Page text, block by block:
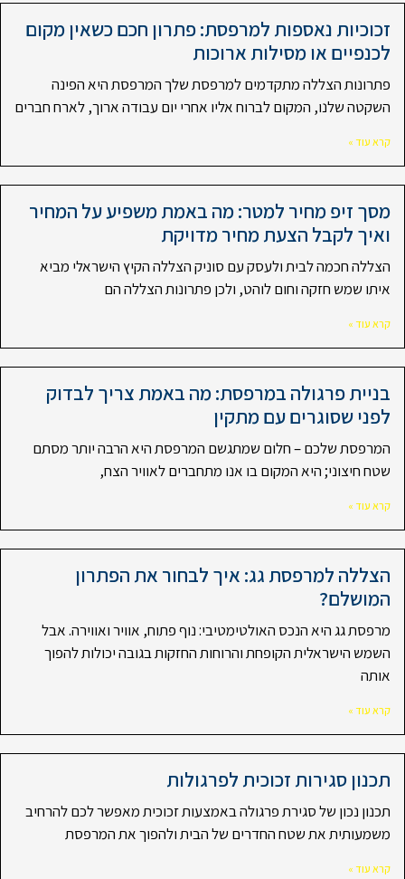
זכוכיות נאספות למרפסת: פתרון חכם כשאין מקום
לכנפיים או מסילות ארוכות
פתרונות הצללה מתקדמים למרפסת שלך המרפסת היא הפינה
השקטה שלנו, המקום לברוח אליו אחרי יום עבודה ארוך, לארח חברים
קרא עוד »
מסך זיפ מחיר למטר: מה באמת משפיע על המחיר
ואיך לקבל הצעת מחיר מדויקת
הצללה חכמה לבית ולעסק עם סוניק הצללה הקיץ הישראלי מביא
איתו שמש חזקה וחום לוהט, ולכן פתרונות הצללה הם
קרא עוד »
בניית פרגולה במרפסת: מה באמת צריך לבדוק
לפני שסוגרים עם מתקין
המרפסת שלכם – חלום שמתגשם המרפסת היא הרבה יותר מסתם
שטח חיצוני; היא המקום בו אנו מתחברים לאוויר הצח,
קרא עוד »
הצללה למרפסת גג: איך לבחור את הפתרון
המושלם?
מרפסת גג היא הנכס האולטימטיבי: נוף פתוח, אוויר ואווירה. אבל
השמש הישראלית הקופחת והרוחות החזקות בגובה יכולות להפוך
אותה
קרא עוד »
תכנון סגירות זכוכית לפרגולות
תכנון נכון של סגירת פרגולה באמצעות זכוכית מאפשר לכם להרחיב
משמעותית את שטח החדרים של הבית ולהפוך את המרפסת
קרא עוד »